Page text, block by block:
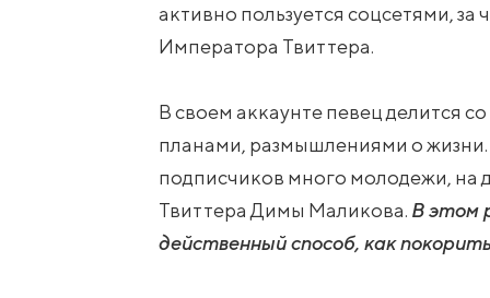
активно пользуется соцсетями,
Императора Твиттера.
В своем аккаунте певец делится
планами, размышлениями о жизни.
подписчиков много молодежи, на
Твиттера Димы Маликова. В этом
действенный способ, как